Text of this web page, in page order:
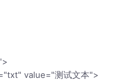
value="测试文本">